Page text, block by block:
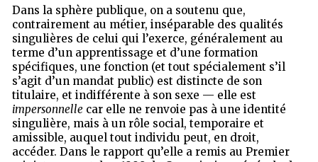
Dans la sphère publique, on a soutenu que,
contrairement au métier, inséparable des qualités
singulières de celui qui l’exerce, généralement au
terme d’un apprentissage et d’une formation
spécifiques, une fonction (et tout spécialement s’il
s’agit d’un mandat public) est distincte de son
titulaire, et indifférente à son sexe — elle est
impersonnelle car elle ne renvoie pas à une identité
singulière, mais à un rôle social, temporaire et
amissible, auquel tout individu peut, en droit,
accéder. Dans le rapport qu’elle a remis au Premier